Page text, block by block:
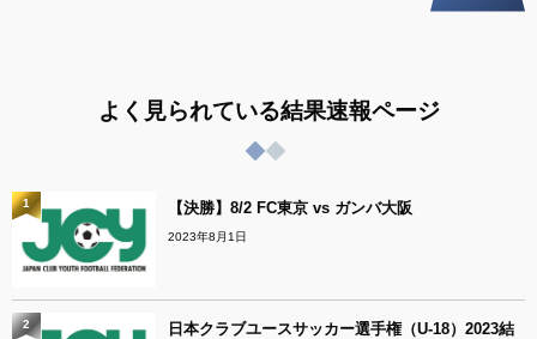
よく見られている結果速報ページ
【決勝】8/2 FC東京 vs ガンバ大阪
2023年8月1日
1
日本クラブユースサッカー選手権（U-18）2023結
2